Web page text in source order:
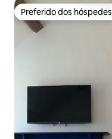
Preferido dos hóspedes
Preferido dos hóspedes